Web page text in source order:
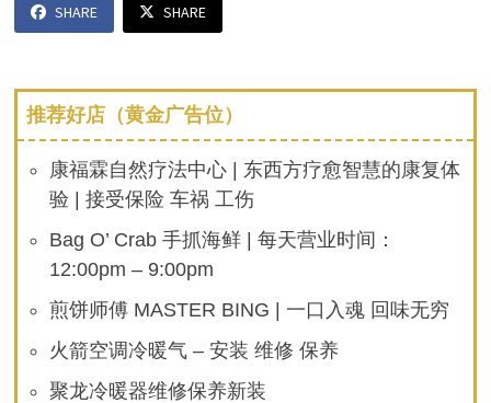
SHARE SHARE
推荐好店（黄金广告位）
康福霖自然疗法中心 | 东西方疗愈智慧的康复体
验 | 接受保险 车祸 工伤
Bag O’ Crab 手抓海鲜 | 每天营业时间：
12:00pm – 9:00pm
煎饼师傅 MASTER BING | 一口入魂 回味无穷
火箭空调冷暖气 – 安装 维修 保养
聚龙冷暖器维修保养新装